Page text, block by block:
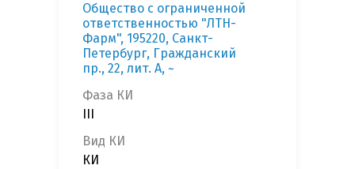
Общество с ограниченной
ответственностью "ЛТН-
Фарм", 195220, Санкт-
Петербург, Гражданский
пр., 22, лит. А, ~
Фаза КИ
Вид КИ
КИ